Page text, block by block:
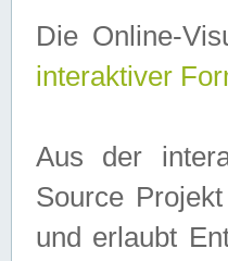
Die Online-
interaktiver
Aus der
Source Projekt
und erlaubt